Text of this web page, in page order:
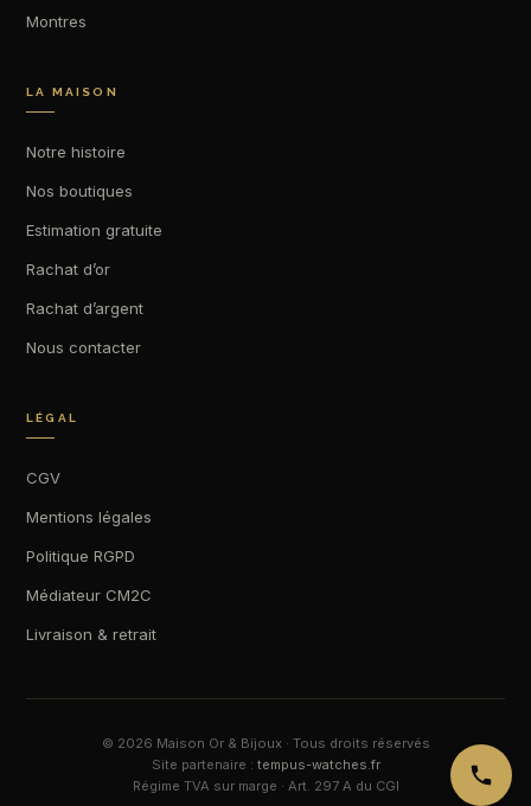
Montres
LA MAISON
Notre histoire
Nos boutiques
Estimation gratuite
Rachat d’or
Rachat d’argent
Nous contacter
LÉGAL
CGV
Mentions légales
Politique RGPD
Médiateur CM2C
Livraison & retrait
© 2026 Maison Or & Bijoux · Tous droits réservés
Site partenaire : tempus-watches.fr
Régime TVA sur marge · Art. 297 A du CGI